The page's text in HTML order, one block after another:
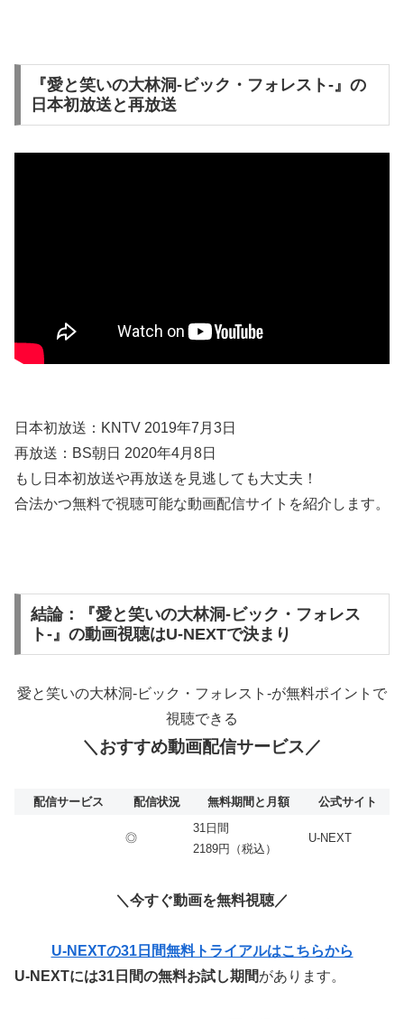
『愛と笑いの大林洞-ビック・フォレスト-』の
日本初放送と再放送
日本初放送：KNTV 2019年7月3日
再放送：BS朝日 2020年4月8日
もし日本初放送や再放送を見逃しても大丈夫！
合法かつ無料で視聴可能な動画配信サイトを紹介します。
結論：『愛と笑いの大林洞-ビック・フォレス
ト-』の動画視聴はU-NEXTで決まり
愛と笑いの大林洞-ビック・フォレスト-が無料ポイントで
視聴できる
＼おすすめ動画配信サービス／
配信サービス 配信状況 無料期間と月額 公式サイト
◎
31日間
2189円（税込）
U-NEXT
＼今すぐ動画を無料視聴／
U-NEXTの31日間無料トライアルはこちらから
U-NEXTには31日間の無料お試し期間があります。